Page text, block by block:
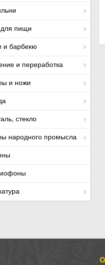
пищи
и барбекю
и переработка
и ножи
стекло
народного промысла